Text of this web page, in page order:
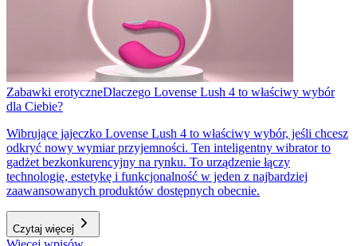
Zabawki erotyczneDlaczego Lovense Lush 4 to właściwy wybór
dla Ciebie?
Wibrujące jajeczko Lovense Lush 4 to właściwy wybór, jeśli chcesz
odkryć nowy wymiar przyjemności. Ten inteligentny wibrator to
gadżet bezkonkurencyjny na rynku. To urządzenie łączy
technologię, estetykę i funkcjonalność w jeden z najbardziej
zaawansowanych produktów dostępnych obecnie.
Czytaj więcej